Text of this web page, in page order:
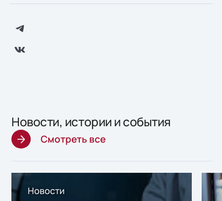
Новости, истории и события
Смотреть все
Новости